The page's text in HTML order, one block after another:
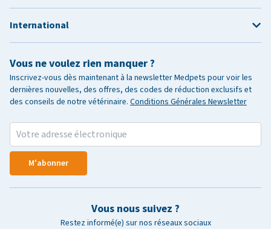
Vous ne voulez rien manquer ?
Inscrivez-vous dès maintenant à la newsletter Medpets pour voir les
dernières nouvelles, des offres, des codes de réduction exclusifs et
des conseils de notre vétérinaire. Conditions Générales Newsletter
M'abonner
Vous nous suivez ?
Restez informé(e) sur nos réseaux sociaux
International